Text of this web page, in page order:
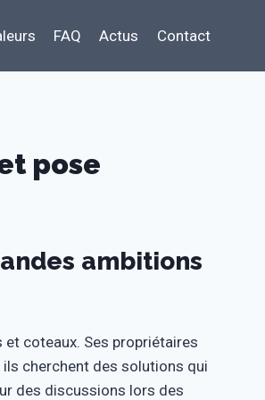
FAQ Actus Contact
pose
ambitions
et coteaux. Ses propriétaires
ils cherchent des solutions qui
des discussions lors des